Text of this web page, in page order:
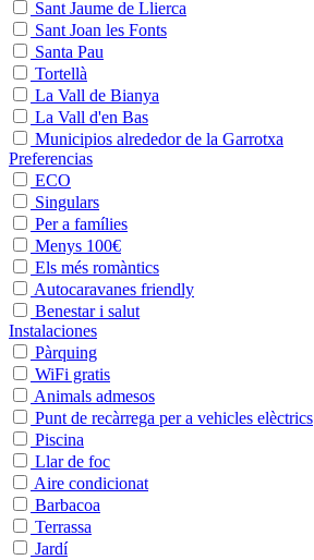
Sant Jaume de Llierca
Sant Joan les Fonts
Santa Pau
Tortellà
La Vall de Bianya
La Vall d'en Bas
Municipios alrededor de la Garrotxa
Preferencias
ECO
Singulars
Per a famílies
Menys 100€
Els més romàntics
Autocaravanes friendly
Benestar i salut
Instalaciones
Pàrquing
WiFi gratis
Animals admesos
Punt de recàrrega per a vehicles elèctrics
Piscina
Llar de foc
Aire condicionat
Barbacoa
Terrassa
Jardí